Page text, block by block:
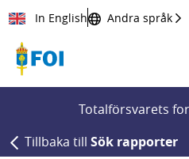
Till innehållet
In English Andra språk
Totalförsvarets
Tillbaka till Sök rapporter